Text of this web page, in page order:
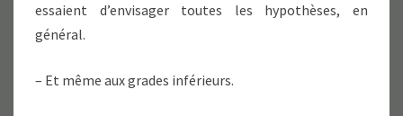
essaient d’envisager toutes les hypothèses, en
général.
– Et même aux grades inférieurs.